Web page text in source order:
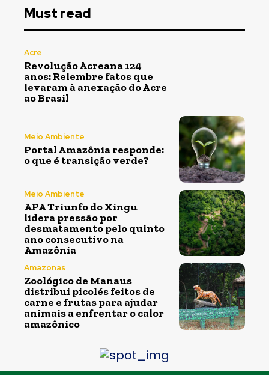
Must read
Acre
Revolução Acreana 124
anos: Relembre fatos que
levaram à anexação do Acre
ao Brasil
Meio Ambiente
Portal Amazônia responde:
o que é transição verde?
Meio Ambiente
APA Triunfo do Xingu
lidera pressão por
desmatamento pelo quinto
ano consecutivo na
Amazônia
Amazonas
Zoológico de Manaus
distribui picolés feitos de
carne e frutas para ajudar
animais a enfrentar o calor
amazônico